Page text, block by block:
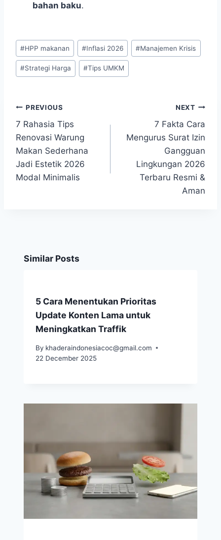
bahan baku.
Post
Tags:
#HPP makanan #Inflasi 2026 #Manajemen Krisis
#Strategi Harga #Tips UMKM
Post
navigation
PREVIOUS
7 Rahasia Tips
Renovasi Warung
Makan Sederhana
Jadi Estetik 2026
Modal Minimalis
NEXT
7 Fakta Cara
Mengurus Surat Izin
Gangguan
Lingkungan 2026
Terbaru Resmi &
Aman
Similar Posts
5 Cara Menentukan Prioritas
Update Konten Lama untuk
Meningkatkan Traffik
By khaderaindonesiacoc@gmail.com
22 December 2025